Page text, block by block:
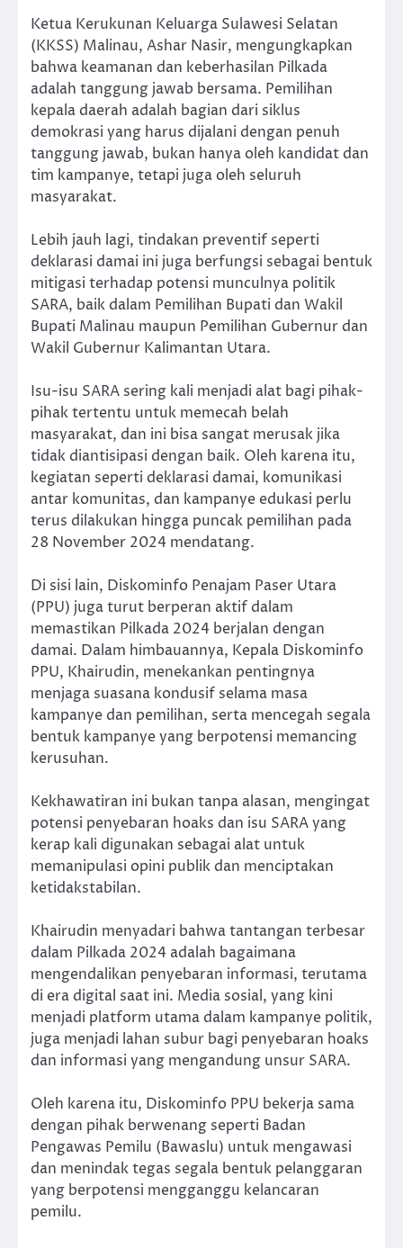
Ketua Kerukunan Keluarga Sulawesi Selatan
(KKSS) Malinau, Ashar Nasir, mengungkapkan
bahwa keamanan dan keberhasilan Pilkada
adalah tanggung jawab bersama. Pemilihan
kepala daerah adalah bagian dari siklus
demokrasi yang harus dijalani dengan penuh
tanggung jawab, bukan hanya oleh kandidat dan
tim kampanye, tetapi juga oleh seluruh
masyarakat.
Lebih jauh lagi, tindakan preventif seperti
deklarasi damai ini juga berfungsi sebagai bentuk
mitigasi terhadap potensi munculnya politik
SARA, baik dalam Pemilihan Bupati dan Wakil
Bupati Malinau maupun Pemilihan Gubernur dan
Wakil Gubernur Kalimantan Utara.
Isu-isu SARA sering kali menjadi alat bagi pihak-
pihak tertentu untuk memecah belah
masyarakat, dan ini bisa sangat merusak jika
tidak diantisipasi dengan baik. Oleh karena itu,
kegiatan seperti deklarasi damai, komunikasi
antar komunitas, dan kampanye edukasi perlu
terus dilakukan hingga puncak pemilihan pada
28 November 2024 mendatang.
Di sisi lain, Diskominfo Penajam Paser Utara
(PPU) juga turut berperan aktif dalam
memastikan Pilkada 2024 berjalan dengan
damai. Dalam himbauannya, Kepala Diskominfo
PPU, Khairudin, menekankan pentingnya
menjaga suasana kondusif selama masa
kampanye dan pemilihan, serta mencegah segala
bentuk kampanye yang berpotensi memancing
kerusuhan.
Kekhawatiran ini bukan tanpa alasan, mengingat
potensi penyebaran hoaks dan isu SARA yang
kerap kali digunakan sebagai alat untuk
memanipulasi opini publik dan menciptakan
ketidakstabilan.
Khairudin menyadari bahwa tantangan terbesar
dalam Pilkada 2024 adalah bagaimana
mengendalikan penyebaran informasi, terutama
di era digital saat ini. Media sosial, yang kini
menjadi platform utama dalam kampanye politik,
juga menjadi lahan subur bagi penyebaran hoaks
dan informasi yang mengandung unsur SARA.
Oleh karena itu, Diskominfo PPU bekerja sama
dengan pihak berwenang seperti Badan
Pengawas Pemilu (Bawaslu) untuk mengawasi
dan menindak tegas segala bentuk pelanggaran
yang berpotensi mengganggu kelancaran
pemilu.